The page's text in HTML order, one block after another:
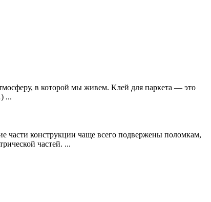
в которой мы живем. Клей для паркета — это
...
части конструкции чаще всего подвержены поломкам,
частей. ...